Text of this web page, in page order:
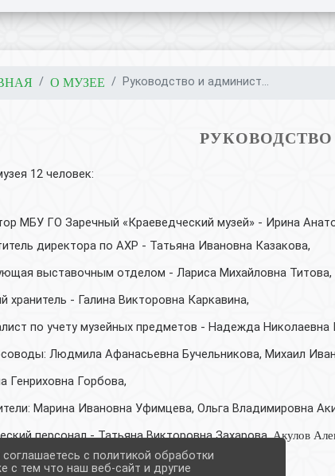
О МУЗЕЕ Руководство и админист...
12 человек:
МБУ ГО Заречный «Краеведческий музей» - Ирина
директора по АХР - Татьяна Ивановна Казакова,
выставочным отделом - Лариса Михайловна Титова,
хранитель - Галина Викторовна Каркавина,
по учету музейных предметов - Надежда Николаевна
Людмила Афанасьевна Бучельникова, Михаил
Генриховна Горбова,
Марина Ивановна Уфимцева, Ольга Владимировна
персонал - Татьяна Викторовна Захарова,Акулов
с политикой обработки
с тем что наш веб-сайт и другие